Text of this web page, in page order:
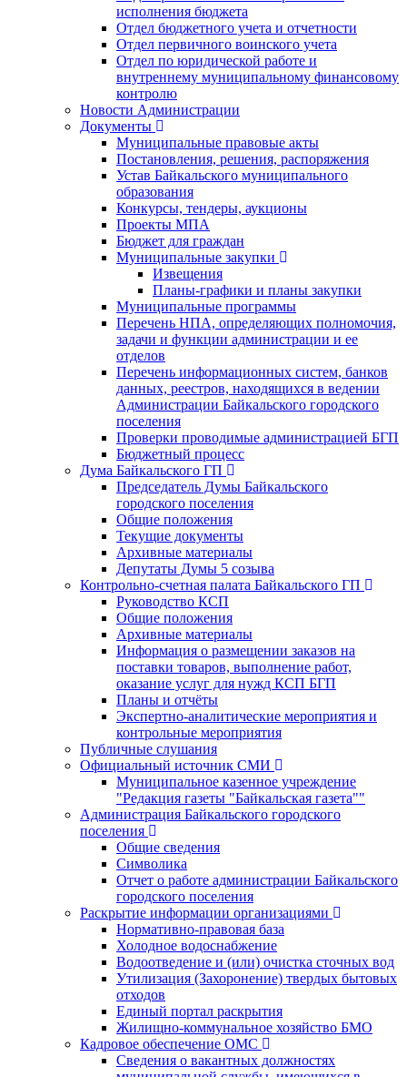
исполнения бюджета
Отдел бюджетного учета и отчетности
Отдел первичного воинского учета
Отдел по юридической работе и
внутреннему муниципальному финансовому
контролю
Новости Администрации
Документы
Муниципальные правовые акты
Постановления, решения, распоряжения
Устав Байкальского муниципального
образования
Конкурсы, тендеры, аукционы
Проекты МПА
Бюджет для граждан
Муниципальные закупки
Извещения
Планы-графики и планы закупки
Муниципальные программы
Перечень НПА, определяющих полномочия,
задачи и функции администрации и ее
отделов
Перечень информационных систем, банков
данных, реестров, находящихся в ведении
Администрации Байкальского городского
поселения
Проверки проводимые администрацией БГП
Бюджетный процесс
Дума Байкальского ГП
Председатель Думы Байкальского
городского поселения
Общие положения
Текущие документы
Архивные материалы
Депутаты Думы 5 созыва
Контрольно-счетная палата Байкальского ГП
Руководство КСП
Общие положения
Архивные материалы
Информация о размещении заказов на
поставки товаров, выполнение работ,
оказание услуг для нужд КСП БГП
Планы и отчёты
Экспертно-аналитические мероприятия и
контрольные мероприятия
Публичные слушания
Официальный источник СМИ
Муниципальное казенное учреждение
"Редакция газеты "Байкальская газета""
Администрация Байкальского городского
поселения
Общие сведения
Символика
Отчет о работе администрации Байкальского
городского поселения
Раскрытие информации организациями
Нормативно-правовая база
Холодное водоснабжение
Водоотведение и (или) очистка сточных вод
Утилизация (Захоронение) твердых бытовых
отходов
Единый портал раскрытия
Жилищно-коммунальное хозяйство БМО
Кадровое обеспечение ОМС
Сведения о вакантных должностях